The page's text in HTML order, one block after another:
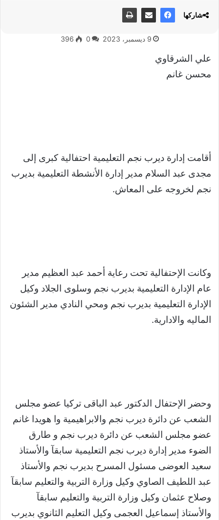
9 ديسمبر، 2023 0
396
علي الشرقاوي
محسن غانم
أقامت إدارة ديرب نجم التعليمية احتفالية كبرى إلى
مجدى عبد السلام مدير إدارة الأنشطة التعليمية بديرب
نجم لخروجه على المعاش.
وكانت الإحتفالية تحت رعاية أحمد عبد العظيم مدير
عام الإدارة التعليمية بديرب نجم وسلوى الجلاد وكيل
الإدارة التعليمية بديرب نجم ومحي النادي مدير الشئون
الماليه والادارية.
وحضر الإحتفال الدكتور عبد الباقى تركيا عضو مجلس
الشعب عن دائرة ديرب نجم والابراهيمية وا هويدا غانم
عضو مجلس الشعب عن دائرة ديرب نجم و طارق
الضوء مدير إدارة ديرب نجم التعليمية سابقآ والأستاذ
سعيد العوضى مسئول المسرح بديرب نجم والأستاذ
عبد اللطيف الصاوي وكيل وزارة التربية والتعليم سابقآ
وصلاح عثمان وكيل وزارة التربية والتعليم سابقآ
والأستاذ إسماعيل العجمى وكيل التعليم الثانوي بديرب
شاركها